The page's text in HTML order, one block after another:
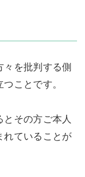
を批判する側
ことです。
その方ご本人
れていることが